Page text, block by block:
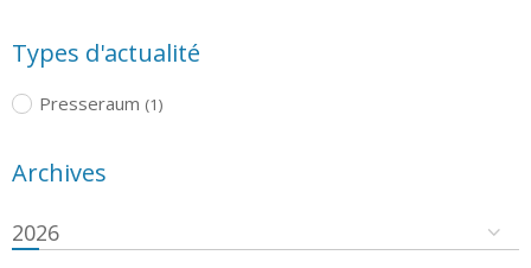
Types d'actualité
Presseraum (1)
Archives
2026